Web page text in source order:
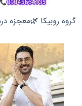
گروه روبیکا 🌿معجزه